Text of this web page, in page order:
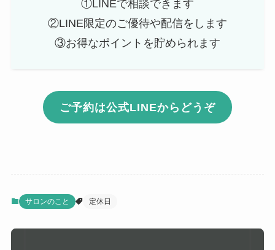
①LINEで相談できます
②LINE限定のご優待や配信をします
③お得なポイントを貯められます
ご予約は公式LINEからどうぞ
サロンのこと 定休日